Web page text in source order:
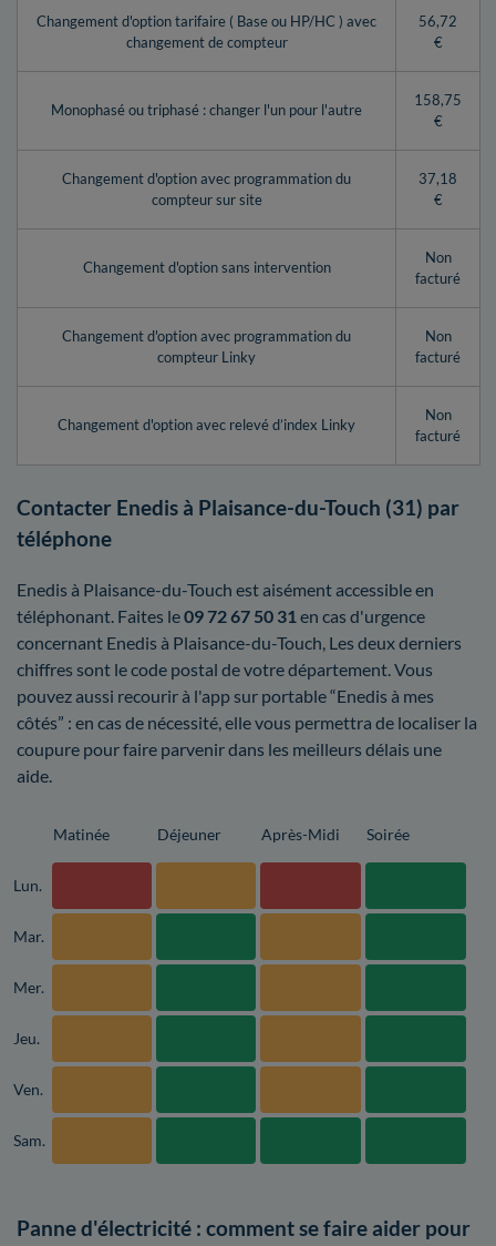
Changement d'option tarifaire ( Base ou HP/HC ) avec
changement de compteur
56,72
€
Monophasé ou triphasé : changer l'un pour l'autre
158,75
€
Changement d'option avec programmation du
compteur sur site
37,18
€
Changement d'option sans intervention
Non
facturé
Changement d'option avec programmation du
compteur Linky
Non
facturé
Changement d'option avec relevé d’index Linky
Non
facturé
Contacter Enedis à Plaisance-du-Touch (31) par
téléphone
Enedis à Plaisance-du-Touch est aisément accessible en
téléphonant. Faites le09 72 67 50 31 en cas d'urgence
concernant Enedis à Plaisance-du-Touch, Les deux derniers
chiffres sont le code postal de votre département. Vous
pouvez aussi recourir à l'app sur portable “Enedis à mes
côtés” : en cas de nécessité, elle vous permettra de localiser la
coupure pour faire parvenir dans les meilleurs délais une
aide.
Matinée Déjeuner Après-Midi Soirée
Lun.
Mar.
Mer.
Jeu.
Ven.
Sam.
Panne d'électricité : comment se faire aider pour